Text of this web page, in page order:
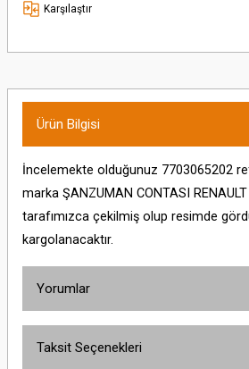
Karşılaştır
Ürün Bilgisi
İncelemekte olduğunuz 7703065202
marka ŞANZUMAN CONTASI
tarafımızca çekilmiş olup resimde
kargolanacaktır.
Yorumlar
Taksit Seçenekleri